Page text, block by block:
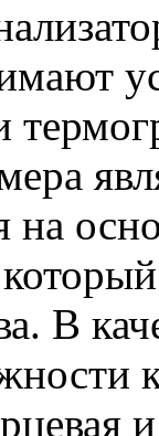
на
В